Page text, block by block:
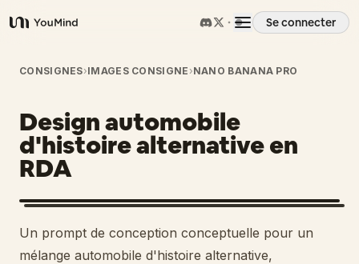
YouMind
Se connecter
Aperçu
Cas d'usage
Compétences
Invites
CONSIGNES›IMAGES CONSIGNE ›NANO BANANA PRO
Design automobile
d'histoire alternative en
RDA
Un prompt de conception conceptuelle pour un
mélange automobile d'histoire alternative,